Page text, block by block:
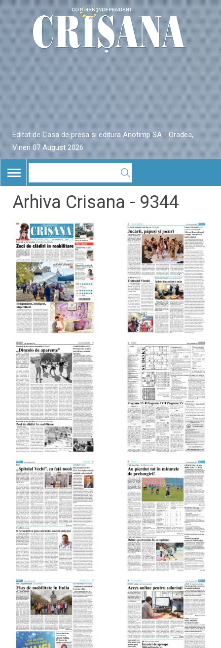
Editat de Casa de presa si editura Anotimp SA - Oradea,
Vineri 07 August 2026
TOGGLE
NAVIGATION
Arhiva Crisana - 9344